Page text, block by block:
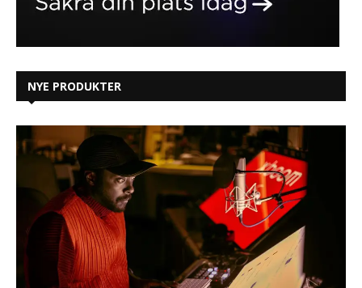
NYE PRODUKTER